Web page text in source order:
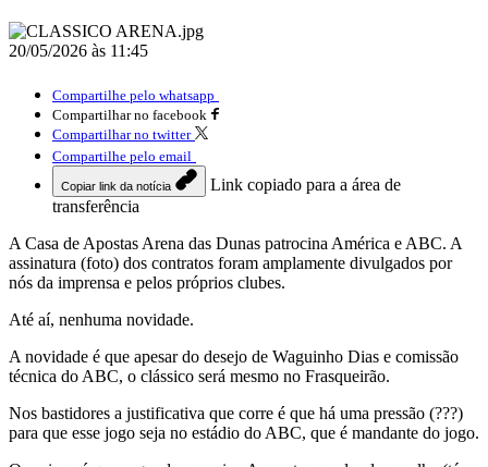
20/05/2026 às 11:45
Compartilhe pelo whatsapp
Compartilhar no facebook
Compartilhar no twitter
Compartilhe pelo email
Copiar link da notícia
Link copiado para a área de
transferência
A Casa de Apostas Arena das Dunas patrocina América e ABC. A
assinatura (foto) dos contratos foram amplamente divulgados por
nós da imprensa e pelos próprios clubes.
Até aí, nenhuma novidade.
A novidade é que apesar do desejo de Waguinho Dias e comissão
técnica do ABC, o clássico será mesmo no Frasqueirão.
Nos bastidores a justificativa que corre é que há uma pressão (???)
para que esse jogo seja no estádio do ABC, que é mandante do jogo.